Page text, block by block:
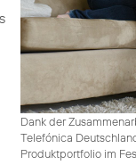
Dank der
Telefónica
Produktportfolio im